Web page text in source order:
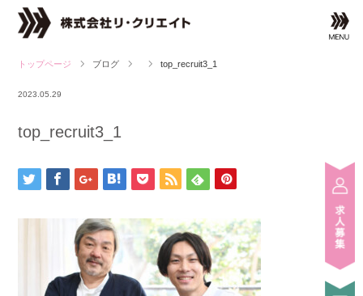
ブログ top_recruit3_1
2023.05.29
top_recruit3_1